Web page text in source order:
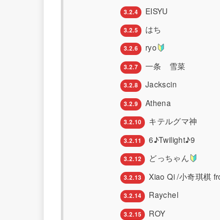
3.2.4 EISYU
3.2.5 はち
3.2.6 ryo
3.2.7 一条 雪菜
3.2.8 Jackscin
3.2.9 Athena
3.2.10 キテルグマ神
3.2.11 6♪Twilight♪9
3.2.12 どっちゃん
3.2.13 Xiao Qi /小奇琪棋
3.2.14 Raychel
3.2.15 ROY